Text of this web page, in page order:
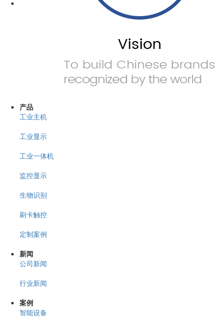
产品
工业主机
工业显示
工业一体机
监控显示
生物识别
刷卡触控
定制案例
新闻
公司新闻
行业新闻
案例
智能设备